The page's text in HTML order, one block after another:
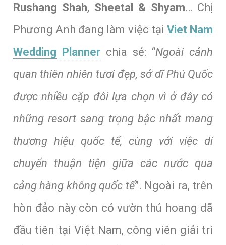
Rushang Shah, Sheetal & Shyam… Chị
Phương Anh đang làm việc tạiViet Nam
Wedding Plannerchia sẻ: “Ngoài cảnh
quan thiên nhiên tươi đẹp, sở dĩ Phú Quốc
được nhiều cặp đôi lựa chọn vì ở đây có
những resort sang trọng bậc nhất mang
thương hiệu quốc tế, cùng với việc di
chuyển thuận tiện giữa các nước qua
cảng hàng không quốc tế”. Ngoài ra, trên
hòn đảo này còn có vườn thú hoang dã
đầu tiên tại Việt Nam, công viên giải trí